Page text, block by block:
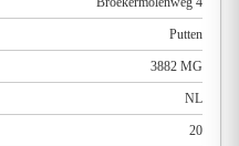
Putten
3882 MG
NL
20